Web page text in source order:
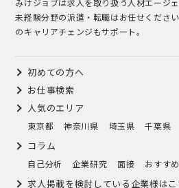
未経験分野の派遣・転職はお任せくださ
のキャリアチェンジもサポート。
初めての方へ
お仕事検索
人気のエリア
東京都 神奈川県 埼玉県 千葉県
コラム
自己分析 企業研究 面接 おすす
求人掲載を検討している企業様はこ